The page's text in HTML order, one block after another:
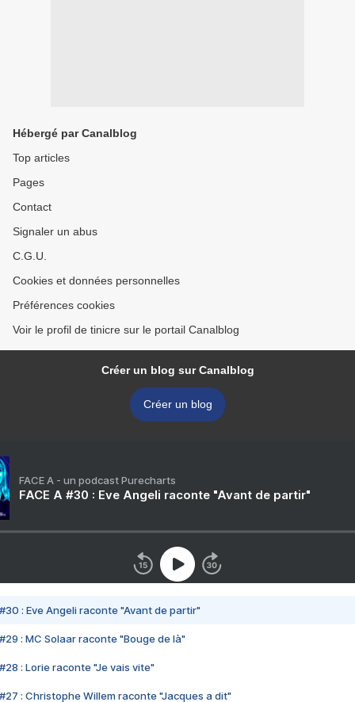
Hébergé par Canalblog
Top articles
Pages
Contact
Signaler un abus
C.G.U.
Cookies et données personnelles
Préférences cookies
Voir le profil de tinicre sur le portail Canalblog
Créer un blog sur Canalblog
Créer un blog
FACE A - un podcast Purecharts
FACE A #30 : Eve Angeli raconte "Avant de partir"
#30 : Eve Angeli raconte "Avant de partir"
#29 : MC Solaar raconte "Bouge de là"
#28 : Lorie raconte "Je vais vite"
#27 : Christophe Willem raconte "Jacques a dit"